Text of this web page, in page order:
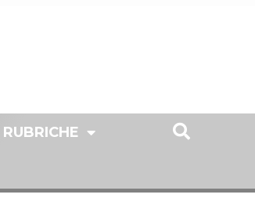
RUBRICHE